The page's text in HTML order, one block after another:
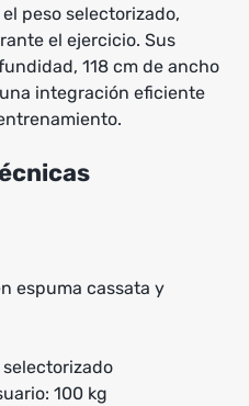
peso selectorizado,
el ejercicio. Sus
118 cm de ancho
integración eficiente
espuma cassata y
100 kg